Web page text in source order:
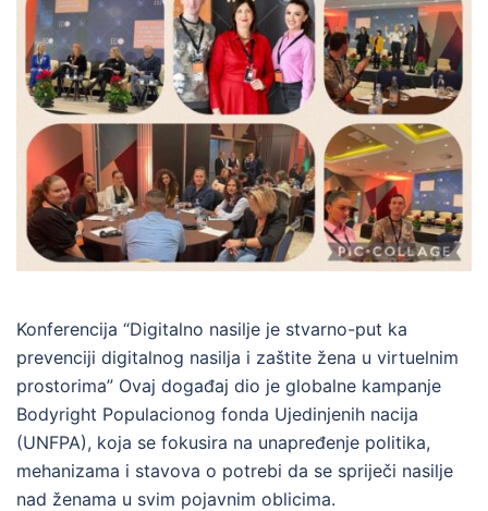
Konferencija “Digitalno nasilje je stvarno-put ka
prevenciji digitalnog nasilja i zaštite žena u virtuelnim
prostorima” Ovaj događaj dio je globalne kampanje
Bodyright Populacionog fonda Ujedinjenih nacija
(UNFPA), koja se fokusira na unapređenje politika,
mehanizama i stavova o potrebi da se spriječi nasilje
nad ženama u svim pojavnim oblicima.